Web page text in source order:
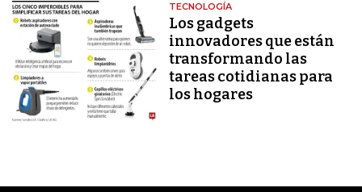
TECNOLOGÍA
Los gadgets
innovadores que están
transformando las
tareas cotidianas para
los hogares